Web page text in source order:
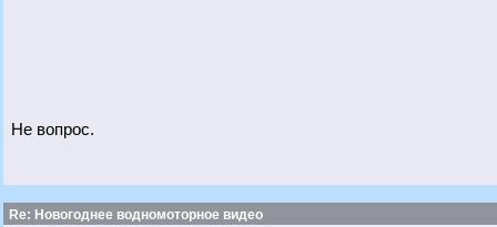
Не вопрос.
Re: Новогоднее водномоторное видео